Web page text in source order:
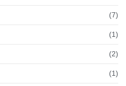
(7)
(1)
(2)
(1)